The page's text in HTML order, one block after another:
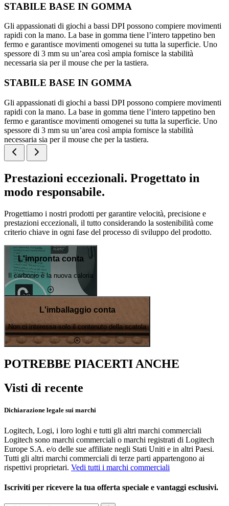
STABILE BASE IN GOMMA
Gli appassionati di giochi a bassi DPI possono compiere movimenti
rapidi con la mano. La base in gomma tiene l’intero tappetino ben
fermo e garantisce movimenti omogenei su tutta la superficie. Uno
spessore di 3 mm su un’area così ampia fornisce la stabilità
necessaria sia per il mouse che per la tastiera.
STABILE BASE IN GOMMA
Gli appassionati di giochi a bassi DPI possono compiere movimenti
rapidi con la mano. La base in gomma tiene l’intero tappetino ben
fermo e garantisce movimenti omogenei su tutta la superficie. Uno
spessore di 3 mm su un’area così ampia fornisce la stabilità
necessaria sia per il mouse che per la tastiera.
Prestazioni eccezionali. Progettato in
modo responsabile.
Progettiamo i nostri prodotti per garantire velocità, precisione e
prestazioni eccezionali, il tutto considerando la sostenibilità come
criterio chiave in ogni fase del processo di sviluppo del prodotto.
L'impronta conta
Il carbonio è la nuova caloria
L'imballaggio conta
Non ci interessa solo il contenuto della scatola
POTREBBE PIACERTI ANCHE
Visti di recente
Dichiarazione legale sui marchi
Logitech, Logi, i loro loghi e tutti gli altri marchi commerciali
Logitech sono marchi commerciali o marchi registrati di Logitech
Europe S.A. e/o delle sue affiliate negli Stati Uniti e in altri Paesi.
Tutti gli altri marchi commerciali di terze parti appartengono ai
rispettivi proprietari. Vedi tutti i marchi commerciali
Iscriviti per ricevere la tua offerta speciale e vantaggi esclusivi.